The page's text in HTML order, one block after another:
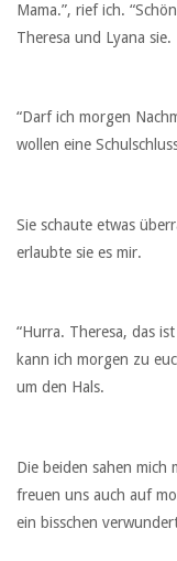
Mama.”, rief ich.
Theresa und Lyana sie.
“Darf ich morgen
wollen eine
Sie schaute etwas
erlaubte sie es mir.
“Hurra. Theresa, das
kann ich morgen zu
um den Hals.
Die beiden sahen
freuen uns auch auf
ein bisschen